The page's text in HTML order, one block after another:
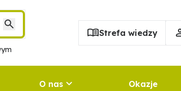
Strefa wiedzy
O nas Okazje